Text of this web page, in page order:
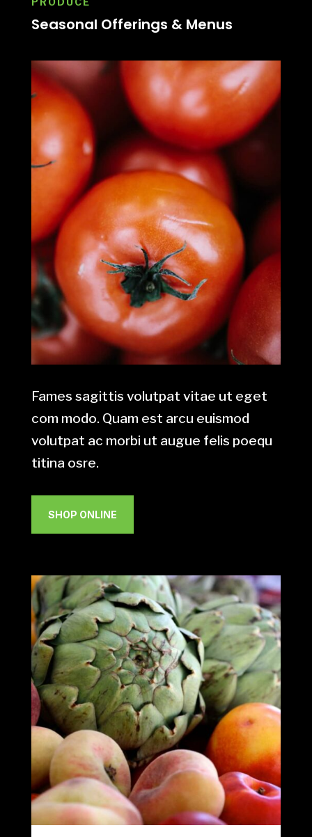
Seasonal Offerings & Menus
Fames sagittis volutpat vitae ut eget
com modo. Quam est arcu euismod
volutpat ac morbi ut augue felis poequ
titina osre.
SHOP ONLINE